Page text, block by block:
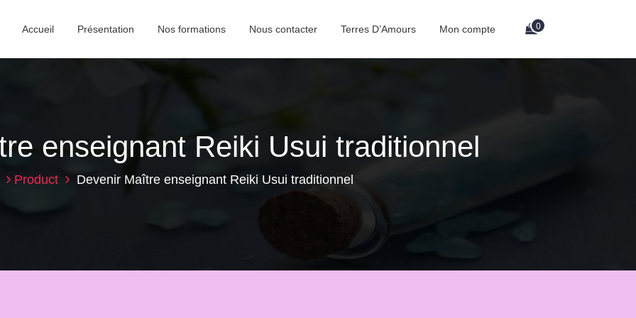
Accueil Présentation Nos formations Nous contacter Terres D’Amours Mon compte 0
enseignant Reiki Usui traditionnel
Product Devenir Maître enseignant Reiki Usui traditionnel